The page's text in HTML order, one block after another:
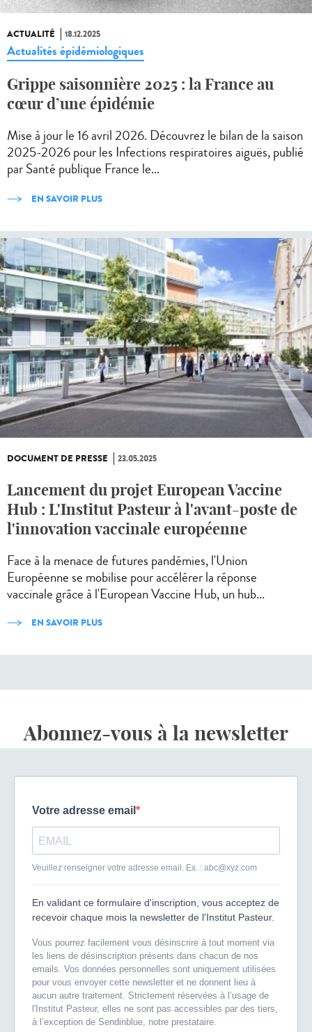
ACTUALITÉ 18.12.2025
Actualités épidémiologiques
Grippe saisonnière 2025 : la France au
cœur d’une épidémie
Mise à jour le 16 avril 2026. Découvrez le bilan de la saison
2025-2026 pour les Infections respiratoires aiguës, publié
par Santé publique France le...
EN SAVOIR PLUS
DOCUMENT DE PRESSE 23.05.2025
Lancement du projet European Vaccine
Hub : L'Institut Pasteur à l'avant-poste de
l'innovation vaccinale européenne
Face à la menace de futures pandémies, l'Union
Européenne se mobilise pour accélérer la réponse
vaccinale grâce à l'European Vaccine Hub, un hub...
EN SAVOIR PLUS
Abonnez-vous à la newsletter